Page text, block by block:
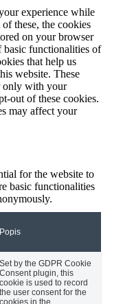
experience while
these, the cookies
on your browser
basic functionalities of
that help us
website. These
only with your
out of these cookies.
may affect your
for the website to
basic functionalities
Popis
Set by the GDPR Cookie
Consent plugin, this
cookie is used to record
the user consent for the
cookies in the